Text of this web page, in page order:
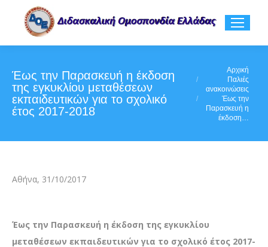
Έως την Παρασκευή η έκδοση
της εγκυκλίου μεταθέσεων
εκπαιδευτικών για το σχολικό
έτος 2017-2018
You are here:Αρχική
Παλιές
ανακοινώσεις
Έως την
Παρασκευή η
έκδοση…
Αθήνα, 31/10/2017
Έως την Παρασκευή η έκδοση της εγκυκλίου
μεταθέσεων εκπαιδευτικών για το σχολικό έτος 2017-